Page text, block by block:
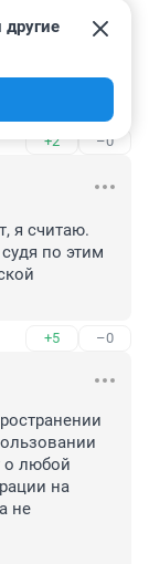
–0
нет...
+2 –0
я считаю.
по этим
+5 –0
о любой
на
не